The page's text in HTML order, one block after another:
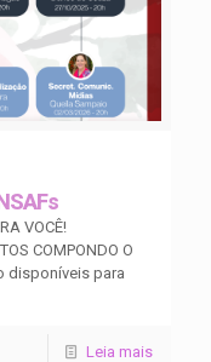
VOCÊ!
COMPONDO O
disponíveis para
Leia mais